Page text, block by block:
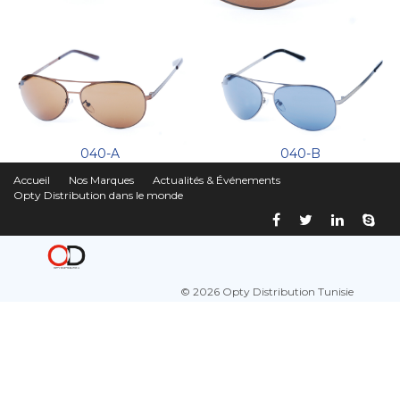
040-A 040-B
Accueil Nos Marques
Actualités & Événements
Opty Distribution dans le monde
© 2026 Opty Distribution Tunisie